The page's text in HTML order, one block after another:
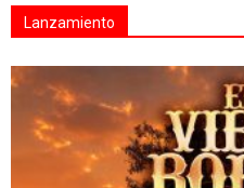
Lanzamiento